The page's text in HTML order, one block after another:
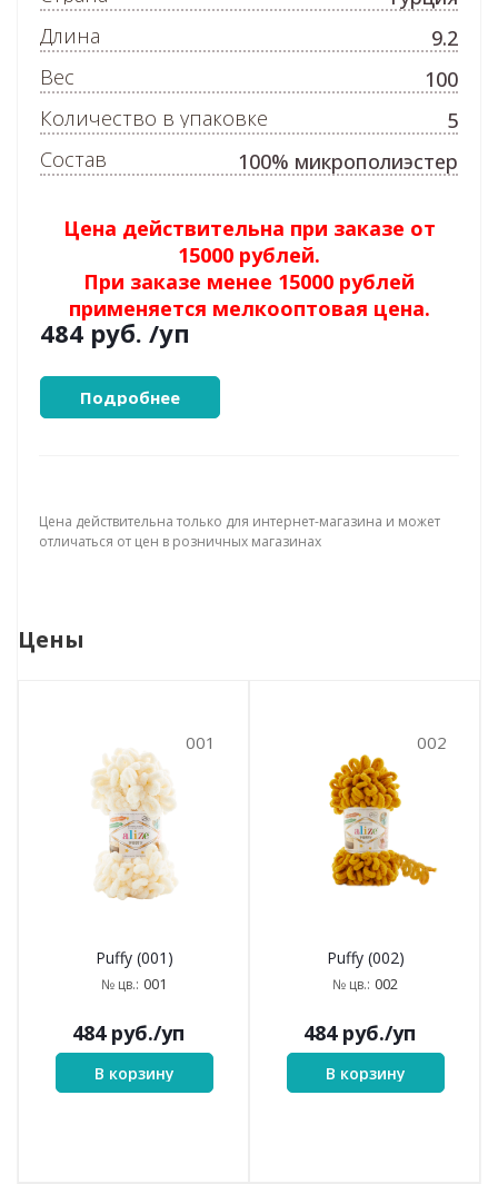
Цена действительна при заказе от
15000 рублей.
При заказе менее 15000 рублей
применяется мелкооптовая цена.
484 руб. /уп
Подробнее
Длина
9.2
Вес
100
Количество в упаковке
5
Состав
100% микрополиэстер
Цена действительна только для интернет-магазина и может
отличаться от цен в розничных магазинах
Цены
001
Puffy (001)
№ цв.: 001
484руб./уп
В корзину
002
Puffy (002)
№ цв.: 002
484руб./уп
В корзину